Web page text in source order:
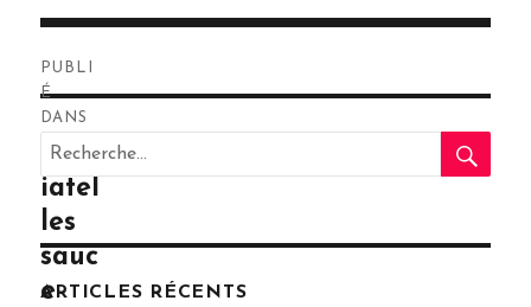
de
l’article
PUBLI
É
DANS
Tagl
iatel
les
sauc
e
Recherche
pour
:
ARTICLES RÉCENTS